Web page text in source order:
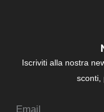
Iscriviti alla nostra
sconti,
Email